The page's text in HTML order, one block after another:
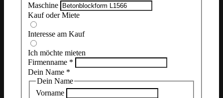
Maschine
Kauf oder Miete
Interesse am Kauf
Ich möchte mieten
Firmenname *
Dein Name *
Dein Name
Vorname